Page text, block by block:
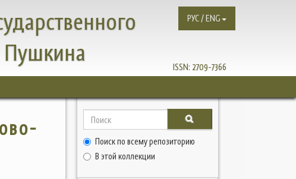
Пушкина
ISSN: 2709-7366
РУС / ENG
Поиск по всему репозиторию
В этой коллекции